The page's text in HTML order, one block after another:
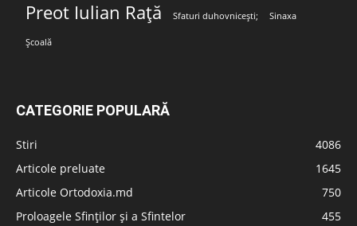
Preot Iulian Rață Sfaturi duhovnicești; Sinaxa
Școală
CATEGORIE POPULARĂ
Stiri
4086
Articole preluate
1645
Articole Ortodoxia.md
750
Proloagele Sfinților și a Sfintelor
455